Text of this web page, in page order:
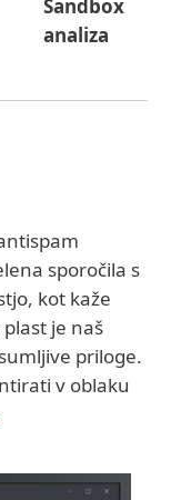
Sandbox
analiza
sporočila s
kot kaže
je naš
priloge.
v oblaku